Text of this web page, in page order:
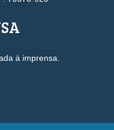
à imprensa.